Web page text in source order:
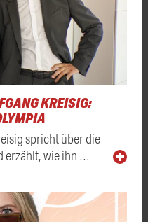
KREISIG:
spricht über die
erzählt, wie ihn …